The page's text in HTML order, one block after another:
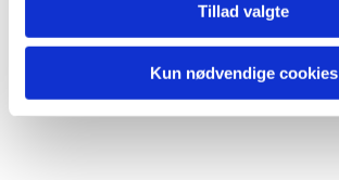
Tillad valgte
Kun nødvendige cookies